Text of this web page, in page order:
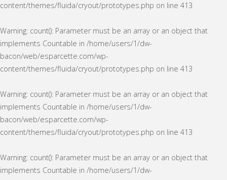
content/themes/fluida/cryout/prototypes.php on line 413
Warning: count(): Parameter must be an array or an object that
implements Countable in /home/users/1/dw-
bacon/web/esparcette.com/wp-
content/themes/fluida/cryout/prototypes.php on line 413
Warning: count(): Parameter must be an array or an object that
implements Countable in /home/users/1/dw-
bacon/web/esparcette.com/wp-
content/themes/fluida/cryout/prototypes.php on line 413
Warning: count(): Parameter must be an array or an object that
implements Countable in /home/users/1/dw-